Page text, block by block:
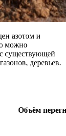
азотом и
можно
существующей
деревьев.
Объём